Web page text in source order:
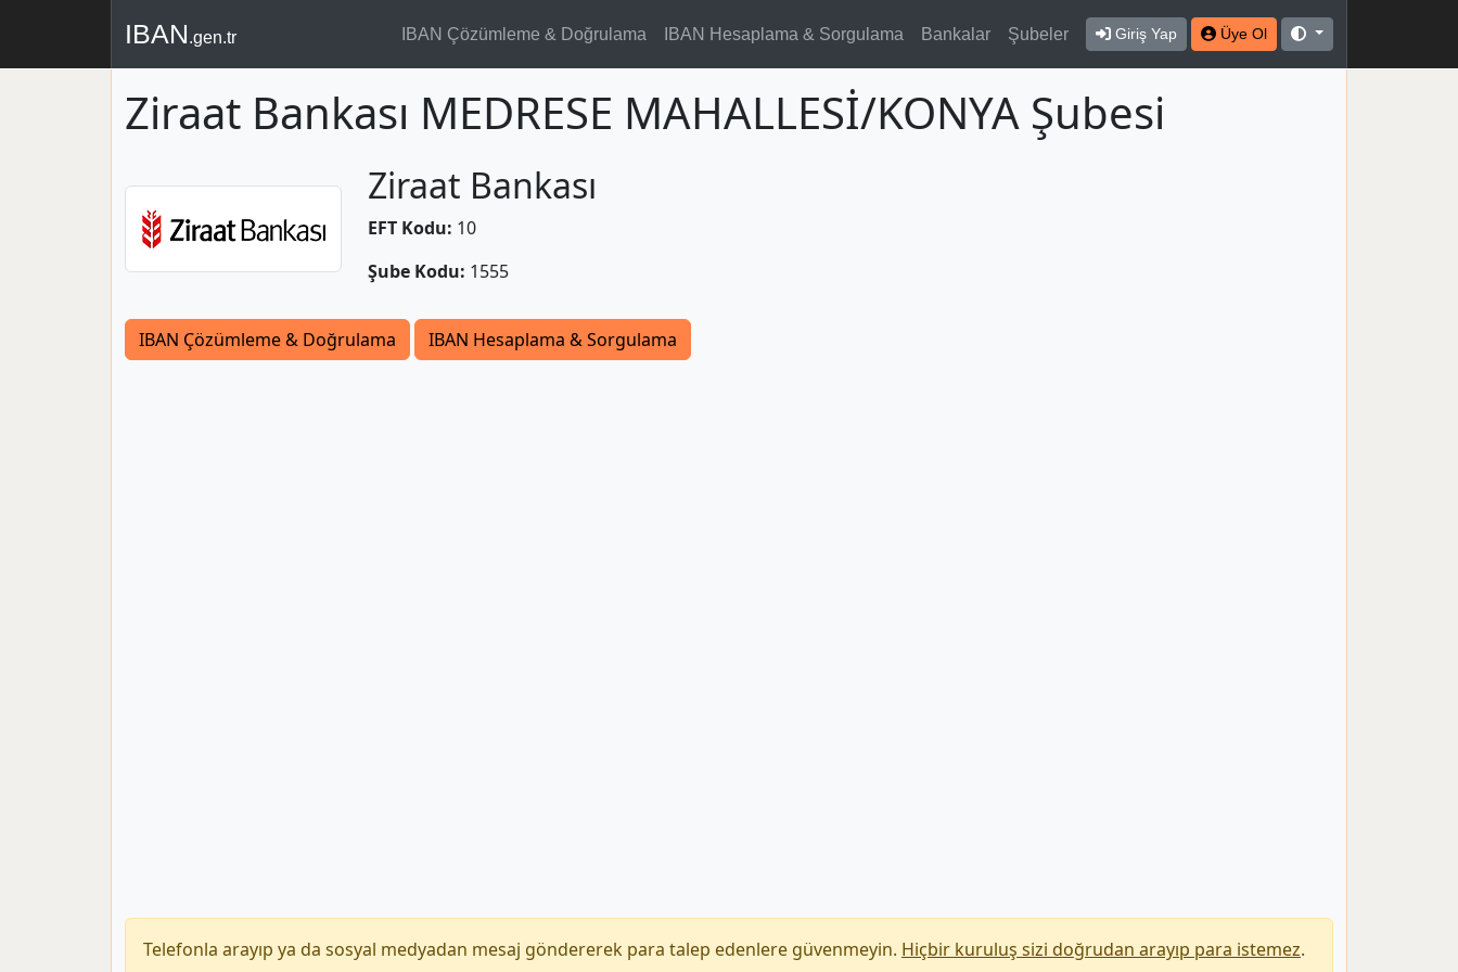
IBAN.gen.tr IBAN Çözümleme & Doğrulama IBAN Hesaplama & Sorgulama Bankalar Şubeler Giriş Yap Üye Ol
Ziraat Bankası MEDRESE MAHALLESİ/KONYA Şubesi
Ziraat Bankası
EFT Kodu: 10
Şube Kodu: 1555
IBAN Çözümleme & Doğrulama IBAN Hesaplama & Sorgulama
Telefonla arayıp ya da sosyal medyadan mesaj göndererek para talep edenlere güvenmeyin. Hiçbir kuruluş sizi doğrudan arayıp para istemez.